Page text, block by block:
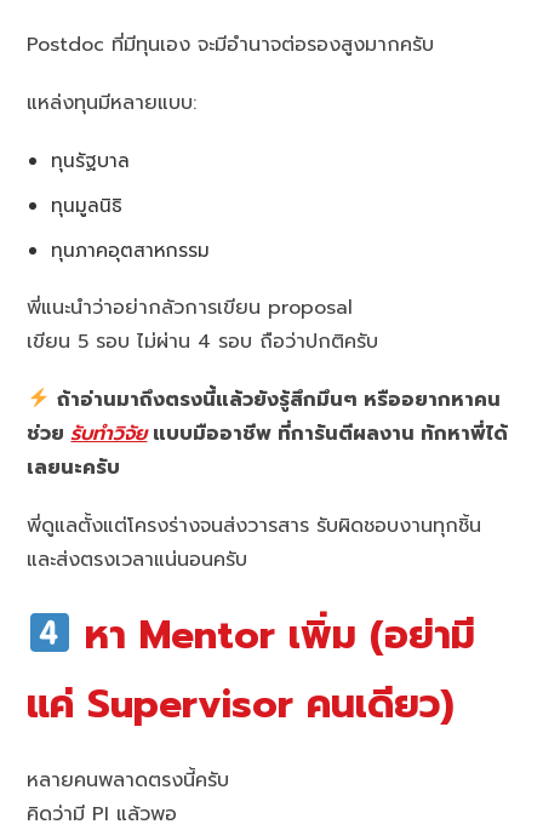
Postdoc ที่มีทุนเอง จะมีอำนาจต่อรองสูงมากครับ
แหล่งทุนมีหลายแบบ:
ทุนรัฐบาล
ทุนมูลนิธิ
ทุนภาคอุตสาหกรรม
พี่แนะนำว่าอย่ากลัวการเขียน proposal
เขียน 5 รอบ ไม่ผ่าน 4 รอบ ถือว่าปกติครับ
ถ้าอ่านมาถึงตรงนี้แล้วยังรู้สึกมึนๆ หรืออยากหาคน
ช่วยรับทำวิจัยแบบมืออาชีพ ที่การันตีผลงาน ทักหาพี่ได้
เลยนะครับ
พี่ดูแลตั้งแต่โครงร่างจนส่งวารสาร รับผิดชอบงานทุกชิ้น
และส่งตรงเวลาแน่นอนครับ
หา Mentor เพิ่ม (อย่ามี
แค่ Supervisor คนเดียว)
หลายคนพลาดตรงนี้ครับ
คิดว่ามี PI แล้วพอ